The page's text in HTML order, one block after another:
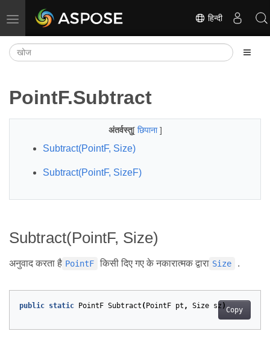
नेविगेशन टॉगल करें हिन्दी
PointF.Subtract
अंतर्वस्तु[ छिपाना]
Subtract(PointF, Size)
Subtract(PointF, SizeF)
Subtract(PointF, Size)
अनुवाद करता है PointF किसी दिए गए के नकारात्मक द्वारा Size .
Copy
public static PointF Subtract ( PointF pt , Size sz )